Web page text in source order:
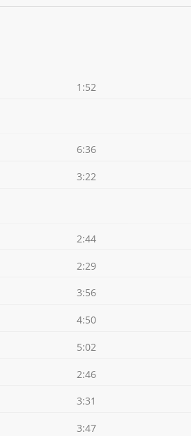
1:52
6:36
3:22
2:44
2:29
3:56
4:50
5:02
2:46
3:31
3:47